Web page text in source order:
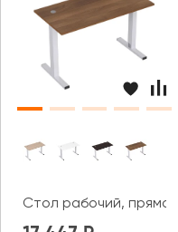
Стол рабочий,